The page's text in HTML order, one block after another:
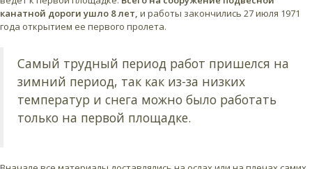
канатной дороги ушло 8 лет, и работы закончились 27 июля 1971
года открытием ее первого пролета.
Самый трудный период работ пришелся на
зимний период, так как из-за низких
температур и снега можно было работать
только на первой площадке.